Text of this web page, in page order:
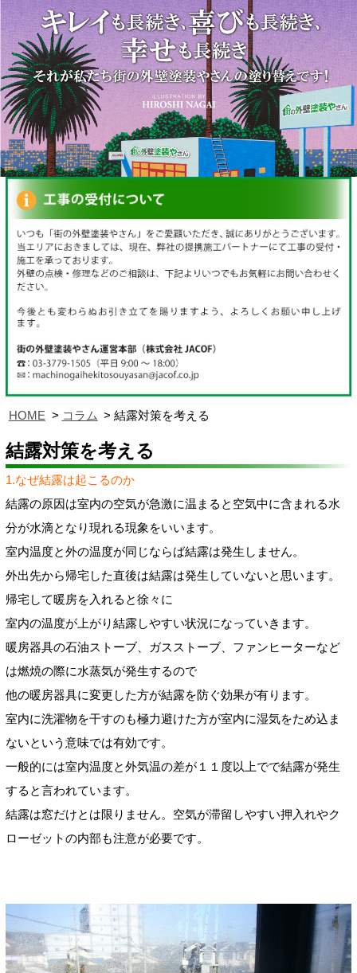
HOME コラム 結露対策を考える
結露対策を考える
1.なぜ結露は起こるのか
結露の原因は室内の空気が急激に温まると空気中に含まれる水
分が水滴となり現れる現象をいいます。
室内温度と外の温度が同じならば結露は発生しません。
外出先から帰宅した直後は結露は発生していないと思います。
帰宅して暖房を入れると徐々に
室内の温度が上がり結露しやすい状況になっていきます。
暖房器具の石油ストーブ、ガスストーブ、ファンヒーターなど
は燃焼の際に水蒸気が発生するので
他の暖房器具に変更した方が結露を防ぐ効果が有ります。
室内に洗濯物を干すのも極力避けた方が室内に湿気をため込ま
ないという意味では有効です。
一般的には室内温度と外気温の差が１１度以上でで結露が発生
すると言われています。
結露は窓だけとは限りません。空気が滞留しやすい押入れやク
ローゼットの内部も注意が必要です。